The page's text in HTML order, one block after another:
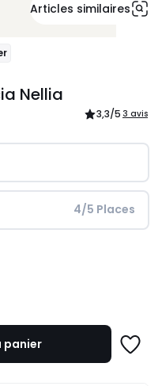
Articles similaires
Nellia
3,3/5 3 avis
4/5 Places
panier